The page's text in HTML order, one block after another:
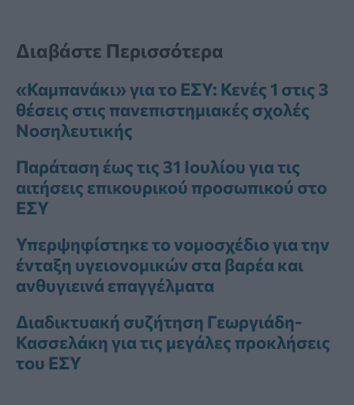
Διαβάστε Περισσότερα
«Καμπανάκι» για το ΕΣΥ: Κενές 1 στις 3
θέσεις στις πανεπιστημιακές σχολές
Νοσηλευτικής
Παράταση έως τις 31 Ιουλίου για τις
αιτήσεις επικουρικού προσωπικού στο
ΕΣΥ
Υπερψηφίστηκε το νομοσχέδιο για την
ένταξη υγειονομικών στα βαρέα και
ανθυγιεινά επαγγέλματα
Διαδικτυακή συζήτηση Γεωργιάδη-
Κασσελάκη για τις μεγάλες προκλήσεις
του ΕΣΥ